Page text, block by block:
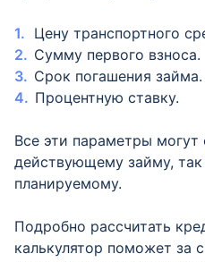
Цену транспортного
Сумму первого взноса.
Срок погашения займа.
Процентную ставку.
Все эти параметры могут
действующему займу, так
планируемому.
Подробно рассчитать
калькулятор поможет за